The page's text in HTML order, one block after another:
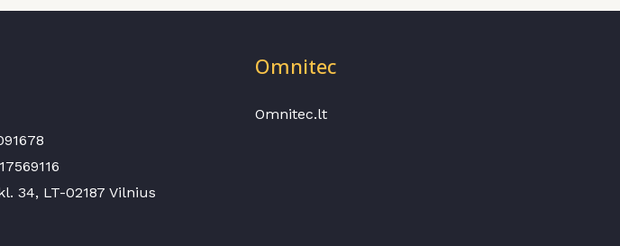
34, LT-02187 Vilnius
Omnitec
Omnitec.lt